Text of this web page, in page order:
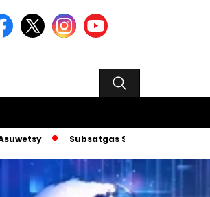
Subsatgas Si-Ipar Terus Konsisten